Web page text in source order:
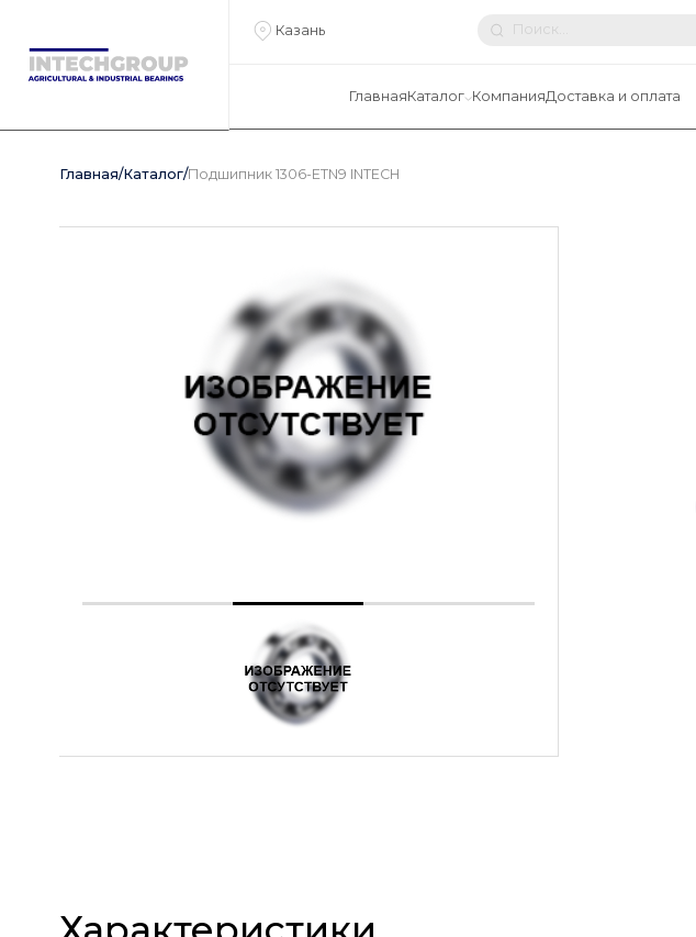
Казань
ГлавнаяКаталог КомпанияДоставка и оплата
Главная/Каталог/Подшипник 1306-ETN9 INTECH